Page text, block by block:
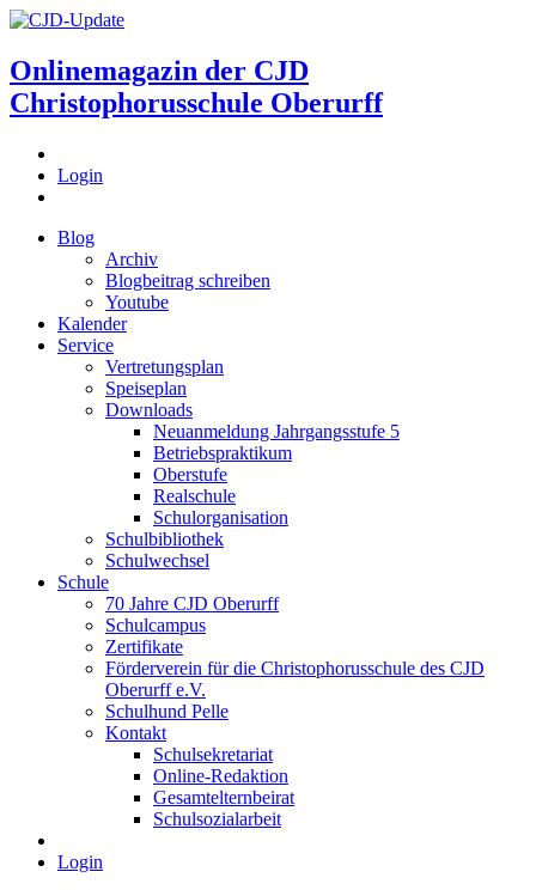
Onlinemagazin der CJD
Christophorusschule Oberurff
Login
Blog
Archiv
Blogbeitrag schreiben
Youtube
Kalender
Service
Vertretungsplan
Speiseplan
Downloads
Neuanmeldung Jahrgangsstufe 5
Betriebspraktikum
Oberstufe
Realschule
Schulorganisation
Schulbibliothek
Schulwechsel
Schule
70 Jahre CJD Oberurff
Schulcampus
Zertifikate
Förderverein für die Christophorusschule des CJD
Oberurff e.V.
Schulhund Pelle
Kontakt
Schulsekretariat
Online-Redaktion
Gesamtelternbeirat
Schulsozialarbeit
Login